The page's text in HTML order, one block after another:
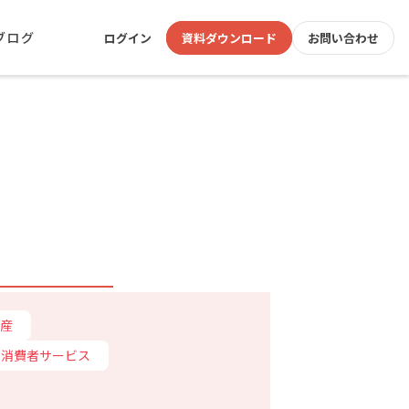
ログ ログイン 資料ダウンロード お問い合わせ
消費者サービス